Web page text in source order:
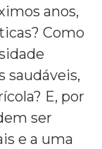
anos,
Como
saudáveis,
E, por
ser
e a uma